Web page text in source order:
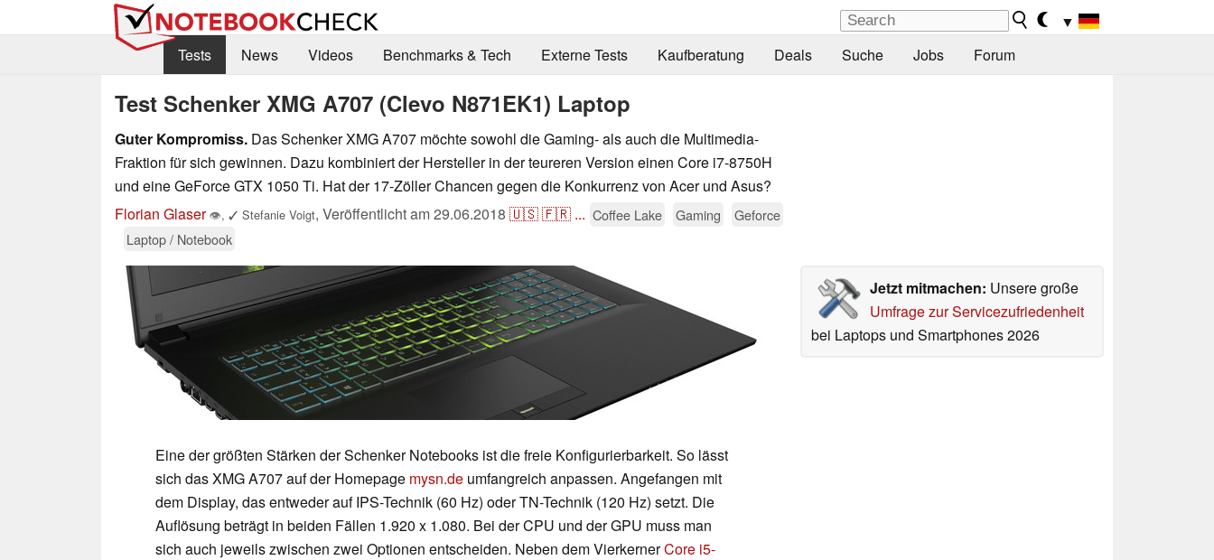
▼
Tests
News Videos Benchmarks & Tech Externe Tests Kaufberatung Deals Suche Jobs Forum
Test Schenker XMG A707 (Clevo N871EK1) Laptop
Guter Kompromiss. Das Schenker XMG A707 möchte sowohl die Gaming- als auch die Multimedia-
Fraktion für sich gewinnen. Dazu kombiniert der Hersteller in der teureren Version einen Core i7-8750H
und eine GeForce GTX 1050 Ti. Hat der 17-Zöller Chancen gegen die Konkurrenz von Acer und Asus?
Florian Glaser 👁, ✓ Stefanie Voigt, Veröffentlicht am29.06.2018 🇺🇸🇫🇷 ... Coffee Lake Gaming
Geforce
Laptop / Notebook
Jetzt mitmachen: Unsere große
Umfrage zur Servicezufriedenheit
bei Laptops und Smartphones 2026
Eine der größten Stärken der Schenker Notebooks ist die freie Konfigurierbarkeit. So lässt
sich das XMG A707 auf der Homepage mysn.de umfangreich anpassen. Angefangen mit
dem Display, das entweder auf IPS-Technik (60 Hz) oder TN-Technik (120 Hz) setzt. Die
Auflösung beträgt in beiden Fällen 1.920 x 1.080. Bei der CPU und der GPU muss man
sich auch jeweils zwischen zwei Optionen entscheiden. Neben dem VierkernerCore i5-